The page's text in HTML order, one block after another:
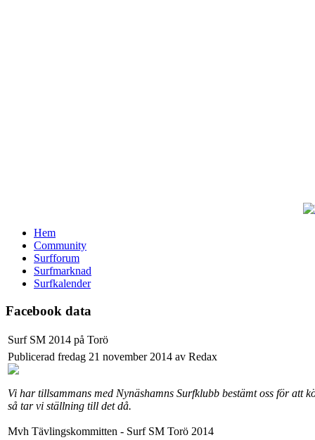
Hem
Community
Surfforum
Surfmarknad
Surfkalender
Facebook data
Surf SM 2014 på Torö
Publicerad fredag 21 november 2014 av Redax
Vi har tillsammans med Nynäshamns Surfklubb bestämt oss för
så tar vi ställning till det då.
Mvh Tävlingskommitten - Surf SM Torö 2014